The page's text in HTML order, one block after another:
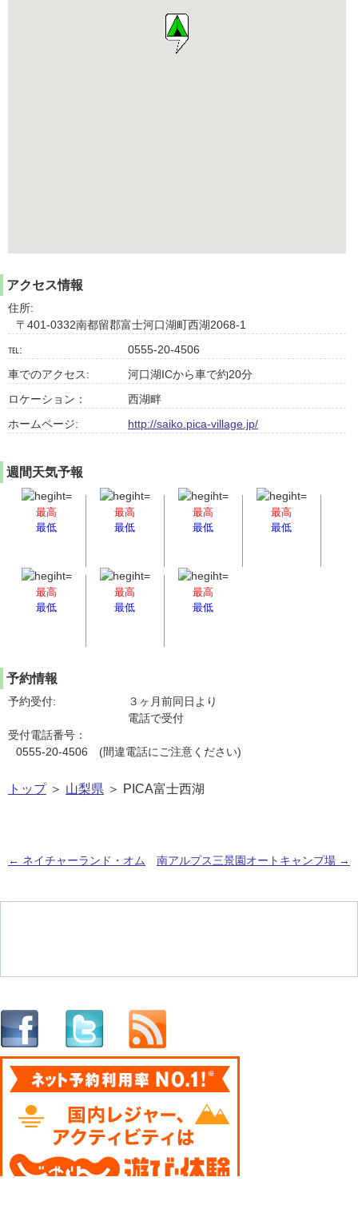
アクセス情報
住所:
〒401-0332南都留郡富士河口湖町西湖2068-1
℡:
0555-20-4506
車でのアクセス:
河口湖ICから車で約20分
ロケーション：
西湖畔
ホームページ:
http://saiko.pica-village.jp/
週間天気予報
最高
最低
最高
最低
最高
最低
最高
最低
最高
最低
最高
最低
最高
最低
予約情報
予約受付:
３ヶ月前同日より
電話で受付
受付電話番号：
0555-20-4506 (間違電話にご注意ください)
トップ＞ 山梨県 ＞ PICA富士西湖
← ネイチャーランド・オム 南アルプス三景園オートキャンプ場 →